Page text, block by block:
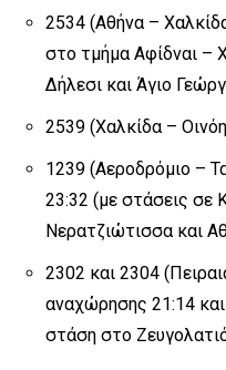
2534 (Αθήνα –
στο τμήμα Αφίδναι –
Δήλεσι και Άγιο
2539 (Χαλκίδα –
1239 (Αεροδρόμιο –
23:32 (με στάσεις σε
Νερατζιώτισσα και
2302 και 2304
αναχώρησης 21:14
στάση στο